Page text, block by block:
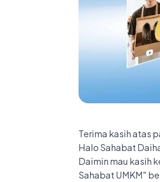
Terima kasih atas
Halo Sahabat
Daimin mau kasih
Sahabat UMKM"